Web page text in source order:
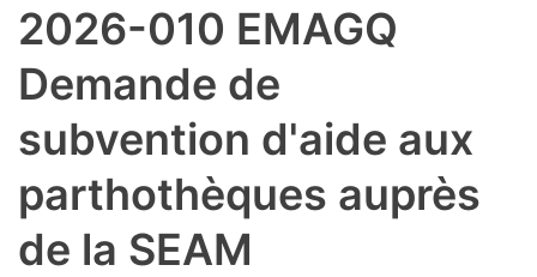
2026-010 EMAGQ
Demande de
subvention d'aide aux
parthothèques auprès
de la SEAM